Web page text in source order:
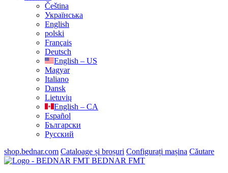
Čeština
Українська
English
polski
Français
Deutsch
English – US
Magyar
Italiano
Dansk
Lietuvių
English – CA
Español
Български
Русский
shop.bednar.com Cataloage și broșuri Configurați mașina Căutare
BEDNAR FMT